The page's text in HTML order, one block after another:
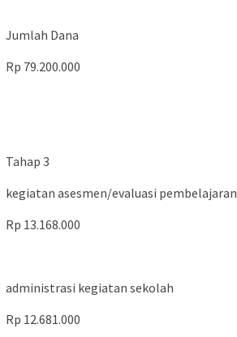
Jumlah Dana
Rp 79.200.000
Tahap 3
kegiatan asesmen/evaluasi pembelajaran
Rp 13.168.000
administrasi kegiatan sekolah
Rp 12.681.000